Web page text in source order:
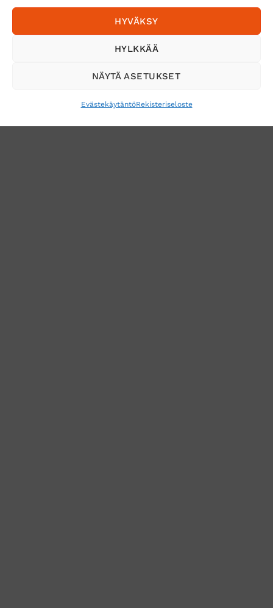
HYVÄKSY
HYLKKÄÄ
NÄYTÄ ASETUKSET
EvästekäytäntöRekisteriseloste
Tilaa uutiskirje ja saat erikoisalennuksia